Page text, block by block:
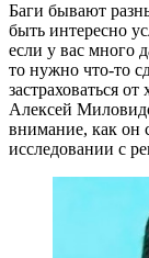
Баги бывают
быть интересно
если у вас много
то нужно что-то
застраховаться
Алексей
внимание, как он
исследовании с